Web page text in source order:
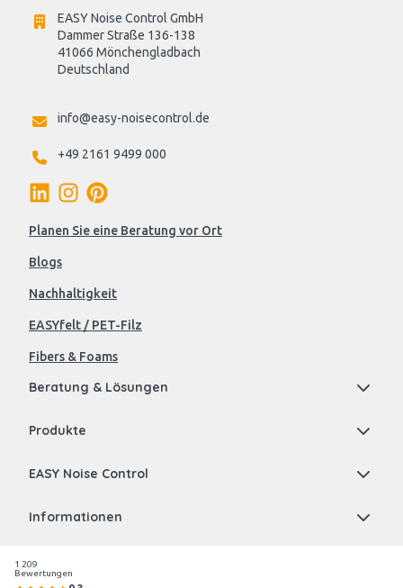
EASY Noise Control GmbH
Dammer Straße 136-138
41066 Mönchengladbach
Deutschland
info@easy-noisecontrol.de
+49 2161 9499 000
Planen Sie eine Beratung vor Ort
Blogs
Nachhaltigkeit
EASYfelt / PET-Filz
Fibers & Foams
Beratung & Lösungen
Produkte
EASY Noise Control
Informationen
1.209
Bewertungen